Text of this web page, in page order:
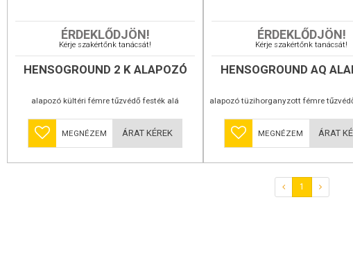
ÉRDEKLŐDJÖN!
Kérje szakértőnk tanácsát!
HENSOGROUND 2 K ALAPOZÓ
alapozó kültéri fémre tűzvédő festék alá
MEGNÉZEM ÁRAT KÉREK
ÉRDEKLŐDJÖN!
Kérje szakértőnk tanácsát!
HENSOGROUND AQ
alapozó tüzihorganyzott fémre
MEGNÉZEM ÁRAT
1